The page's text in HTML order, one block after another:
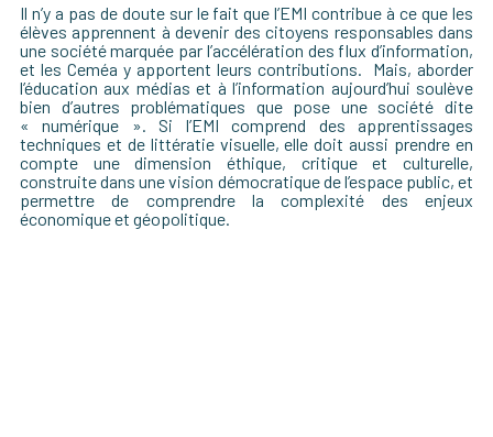
Il n’y a pas de doute sur le fait que l’EMI contribue à ce que les
élèves apprennent à devenir des citoyens responsables dans
une société marquée par l’accélération des flux d’information,
et les Ceméa y apportent leurs contributions.
Mais, aborder
l’éducation aux médias et à l’information aujourd’hui soulève
bien d’autres problématiques que pose une société dite
« numérique ». Si l’EMI comprend des apprentissages
techniques et de littératie visuelle, elle doit aussi prendre en
compte une dimension éthique, critique et culturelle,
construite dans une vision démocratique de l’espace public, et
permettre de comprendre la complexité des enjeux
économique et géopolitique.